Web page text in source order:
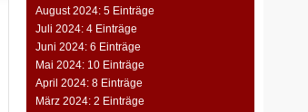
August 2024: 5 Einträge
Juli 2024: 4 Einträge
Juni 2024: 6 Einträge
Mai 2024: 10 Einträge
April 2024: 8 Einträge
März 2024: 2 Einträge